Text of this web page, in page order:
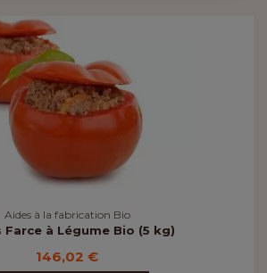
Aides à la fabrication Bio
Farce à Légume Bio (5 kg)
146,02 €